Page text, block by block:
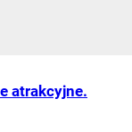
atrakcyjne.